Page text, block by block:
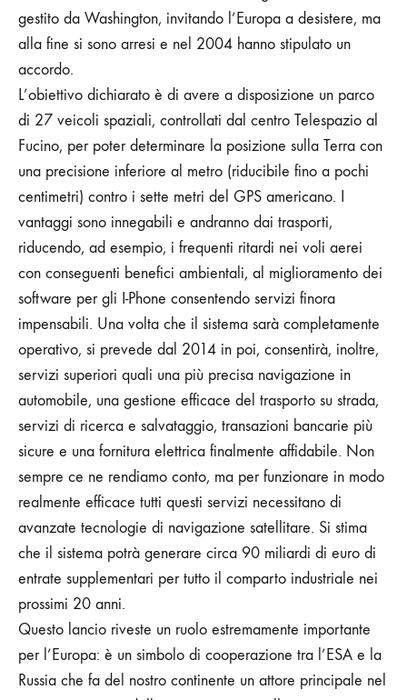
gestito da Washington, invitando l’Europa a desistere, ma
alla fine si sono arresi e nel 2004 hanno stipulato un
accordo.
L’obiettivo dichiarato è di avere a disposizione un parco
di 27 veicoli spaziali, controllati dal centro Telespazio al
Fucino, per poter determinare la posizione sulla Terra con
una precisione inferiore al metro (riducibile fino a pochi
centimetri) contro i sette metri del GPS americano. I
vantaggi sono innegabili e andranno dai trasporti,
riducendo, ad esempio, i frequenti ritardi nei voli aerei
con conseguenti benefici ambientali, al miglioramento dei
software per gli I-Phone consentendo servizi finora
impensabili. Una volta che il sistema sarà completamente
operativo, si prevede dal 2014 in poi, consentirà, inoltre,
servizi superiori quali una più precisa navigazione in
automobile, una gestione efficace del trasporto su strada,
servizi di ricerca e salvataggio, transazioni bancarie più
sicure e una fornitura elettrica finalmente affidabile. Non
sempre ce ne rendiamo conto, ma per funzionare in modo
realmente efficace tutti questi servizi necessitano di
avanzate tecnologie di navigazione satellitare. Si stima
che il sistema potrà generare circa 90 miliardi di euro di
entrate supplementari per tutto il comparto industriale nei
prossimi 20 anni.
Questo lancio riveste un ruolo estremamente importante
per l’Europa: è un simbolo di cooperazione tra l’ESA e la
Russia che fa del nostro continente un attore principale nel